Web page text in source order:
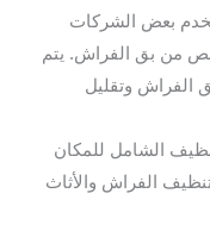
بعض الشركات
من بق الفراش. يتم
الفراش وتقليل
الشامل للمكان
الفراش والأثاث